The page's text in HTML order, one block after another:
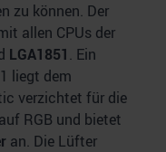
zu können. Der
allen CPUs der
LGA1851. Ein
liegt dem
verzichtet für die
RGB und bietet
an. Die Lüfter